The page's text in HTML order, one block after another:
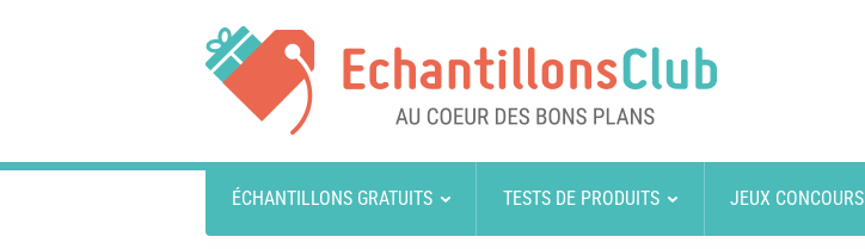
ÉCHANTILLONS GRATUITS TESTS DE PRODUITS JEUX CONCOURS